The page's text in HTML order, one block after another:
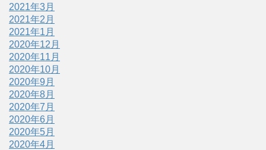
2021年3月
2021年2月
2021年1月
2020年12月
2020年11月
2020年10月
2020年9月
2020年8月
2020年7月
2020年6月
2020年5月
2020年4月